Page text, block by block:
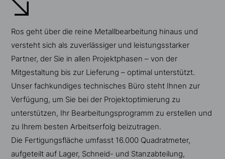
Ros geht über die reine Metallbearbeitung hinaus und
versteht sich als zuverlässiger und leistungsstarker
Partner, der Sie in allen Projektphasen – von der
Mitgestaltung bis zur Lieferung – optimal unterstützt.
Unser fachkundiges technisches Büro steht Ihnen zur
Verfügung, um Sie bei der Projektoptimierung zu
unterstützen, Ihr Bearbeitungsprogramm zu erstellen und
zu Ihrem besten Arbeitserfolg beizutragen.
Die Fertigungsfläche umfasst 16.000 Quadratmeter,
aufgeteilt auf Lager, Schneid- und Stanzabteilung,